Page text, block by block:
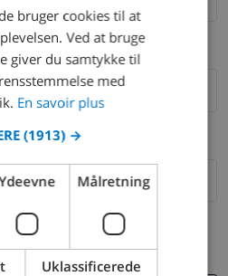
fungerer korrekt.
DUTCH
SPANISH
GERMAN
ITALIAN
NORWEGIAN
bruger cookies til at
Ved at bruge
giver du samtykke til
med
En savoir plus
(1913) →
Målretning
Uklassificerede